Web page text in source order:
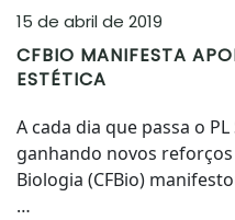
15 de abril de 2019
CFBIO MANIFESTA
ESTÉTICA
A cada dia que passa o
ganhando novos
Biologia (CFBio)
…